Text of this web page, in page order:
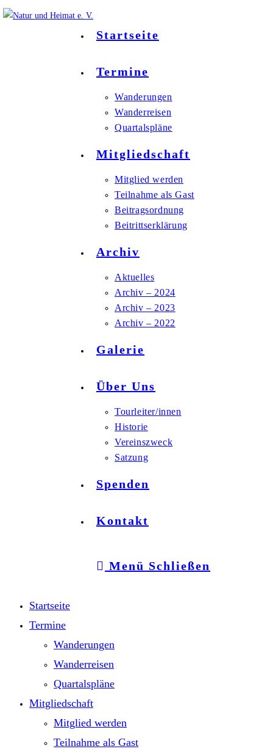
Zum
Startseite
Termine
Wanderungen
Wanderreisen
Quartalspläne
Mitgliedschaft
Mitglied werden
Teilnahme als Gast
Beitragsordnung
Beitrittserklärung
Archiv
Aktuelles
Archiv – 2024
Archiv – 2023
Archiv – 2022
Galerie
Über Uns
Tourleiter/innen
Historie
Vereinszweck
Satzung
Spenden
Kontakt
Menü Schließen
Startseite
Termine
Wanderungen
Wanderreisen
Quartalspläne
Mitgliedschaft
Mitglied werden
Teilnahme als Gast